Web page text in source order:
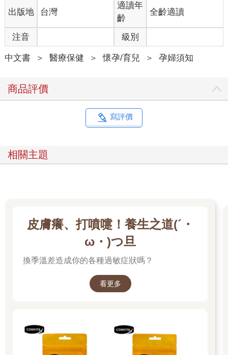
出版地 台灣
適讀年
齡
全齡適讀
注音 級別
中文書 ＞ 醫療保健 ＞ 懷孕/育兒 ＞ 孕婦須知
商品評價
寫評價
相關主題
皮膚癢、打噴嚏！養生之道(´・
ω・)つ旦
換季溫差造成你的各種過敏症狀嗎？
看更多